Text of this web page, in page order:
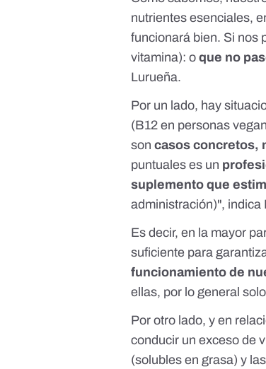
nutrientes esenciales,
funcionará bien. Si nos
vitamina): oque no
Lurueña.
Por un lado, hay
(B12 en personas
soncasos concretos,
puntuales es un
suplemento que
administración)", indica
Es decir, en la mayor
suficiente para
funcionamiento de
ellas, por lo general
Por otro lado, y en
conducir un exceso de
(solubles en grasa) y